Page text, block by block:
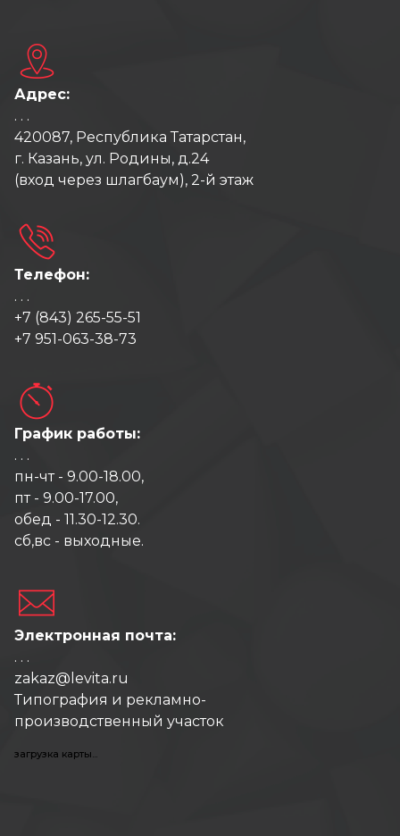
Адрес:
. . .
420087, Республика Татарстан,
г. Казань, ул. Родины, д.24
(вход через шлагбаум), 2-й этаж
Телефон:
. . .
+7 (843) 265-55-51
+7 951-063-38-73
График работы:
. . .
пн-чт - 9.00-18.00,
пт - 9.00-17.00,
обед - 11.30-12.30.
сб,вс - выходные.
Электронная почта:
. . .
zakaz@levita.ru
Типография и рекламно-
производственный участок
загрузка карты...